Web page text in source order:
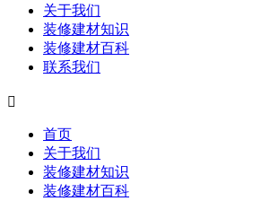
关于我们
装修建材知识
装修建材百科
联系我们

首页
关于我们
装修建材知识
装修建材百科